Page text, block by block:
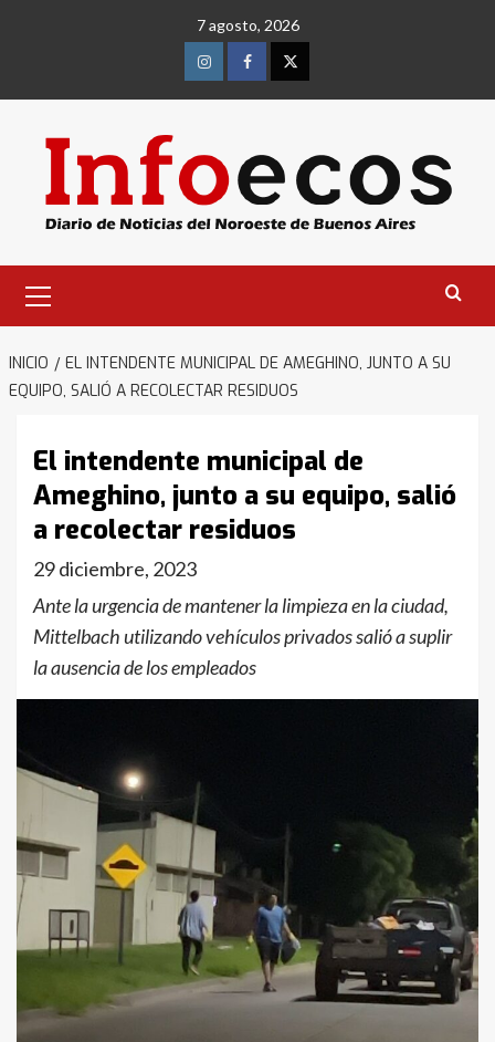
7 agosto, 2026
InstagramFacebookTwitter
primario
INICIO
EL INTENDENTE MUNICIPAL DE AMEGHINO, JUNTO A SU
EQUIPO, SALIÓ A RECOLECTAR RESIDUOS
El intendente municipal de
Ameghino, junto a su equipo, salió
a recolectar residuos
29 diciembre, 2023
Ante la urgencia de mantener la limpieza en la ciudad,
Mittelbach utilizando vehículos privados salió a suplir
la ausencia de los empleados